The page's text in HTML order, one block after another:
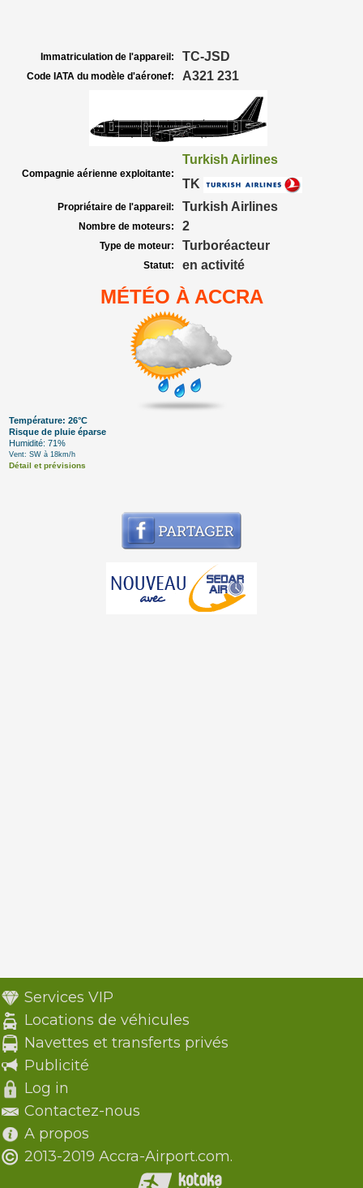
Immatriculation de l'appareil: TC-JSD
Code IATA du modèle d'aéronef: A321 231
Compagnie aérienne exploitante:
Turkish Airlines
TK
Propriétaire de l'appareil: Turkish Airlines
Nombre de moteurs: 2
Type de moteur: Turboréacteur
Statut: en activité
MÉTÉO À ACCRA
Température: 26°C
Risque de pluie éparse
Humidité: 71%
Vent: SW à 18km/h
Détail et prévisions
Services VIP
Locations de véhicules
Navettes et transferts privés
Publicité
Log in
Contactez-nous
A propos
2013-2019 Accra-Airport.com.